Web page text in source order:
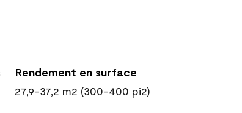
Rendement en surface
27,9-37,2 m2 (300-400 pi2)